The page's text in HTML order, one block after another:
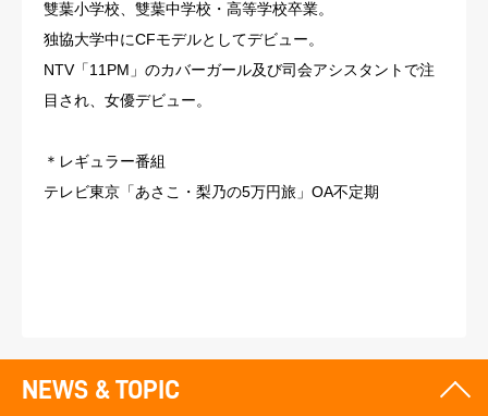
雙葉小学校、雙葉中学校・高等学校卒業。
独協大学中にCFモデルとしてデビュー。
NTV「11PM」のカバーガール及び司会アシスタントで注
目され、女優デビュー。
＊レギュラー番組
テレビ東京「あさこ・梨乃の5万円旅」OA不定期
NEWS & TOPIC